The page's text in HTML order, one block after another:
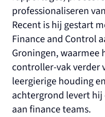
professionaliseren
Recent is hij gestart
Finance and Control
Groningen,
controller-vak verder
leergierige houding
achtergrond levert
aan finance teams.